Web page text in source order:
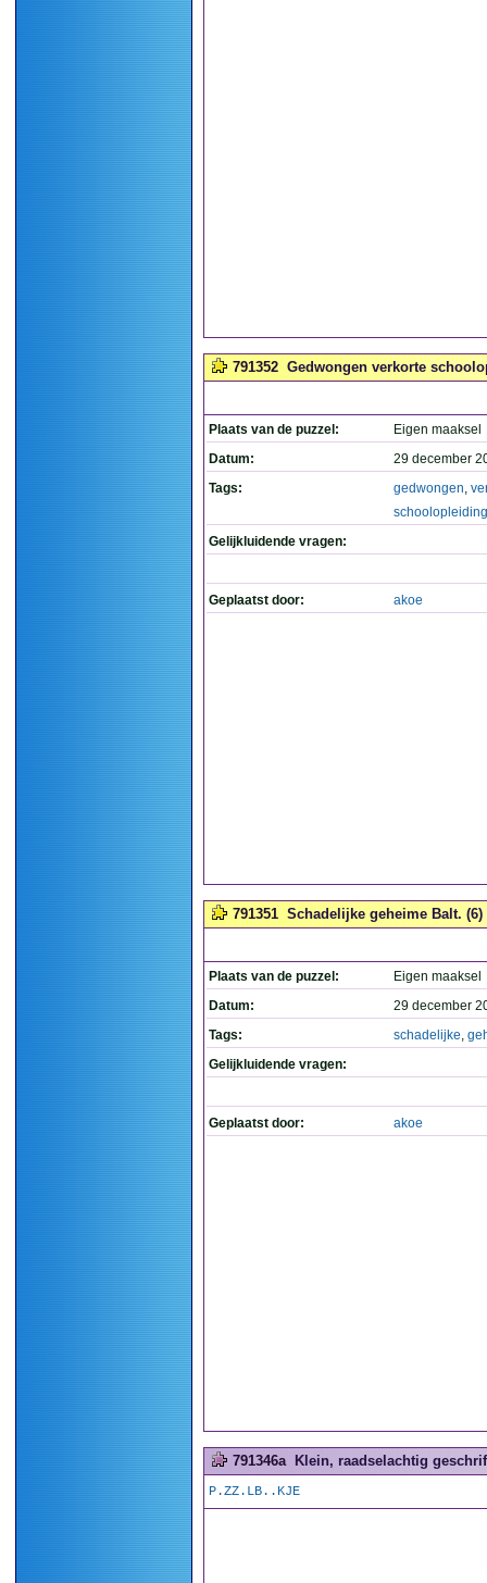
791352 Gedwongen verkorte
Plaats van de puzzel:
Eigen maaksel
Datum:
29 december
Tags:
gedwongen,
schoolopleiding
Gelijkluidende vragen:
Geplaatst door: akoe
791351 Schadelijke geheime Balt. (6)
Plaats van de puzzel:
Eigen maaksel
Datum:
29 december
Tags:
schadelijke,
Gelijkluidende vragen:
Geplaatst door: akoe
791346a Klein, raadselachtig
P.ZZ.LB..KJE